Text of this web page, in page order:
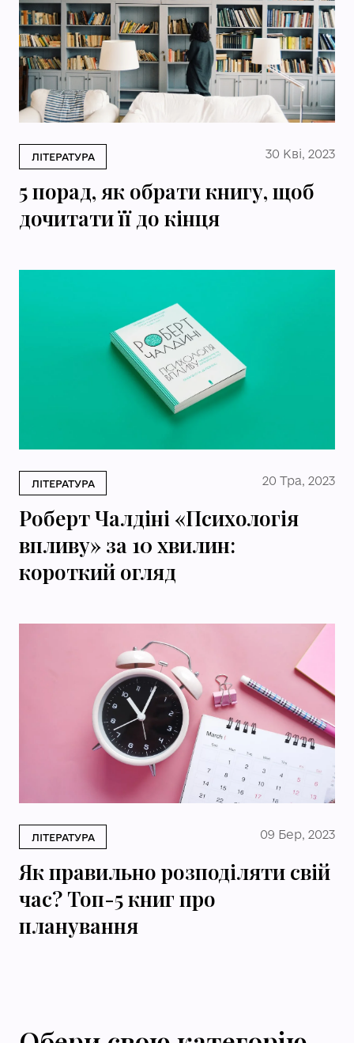
ЛІТЕРАТУРА 30 Кві, 2023
5 порад, як обрати книгу, щоб
дочитати її до кінця
ЛІТЕРАТУРА 20 Тра, 2023
Роберт Чалдіні «Психологія
впливу‎» за 10 хвилин:
короткий огляд
ЛІТЕРАТУРА 09 Бер, 2023
Як правильно розподіляти свій
час? Топ-5 книг про
планування